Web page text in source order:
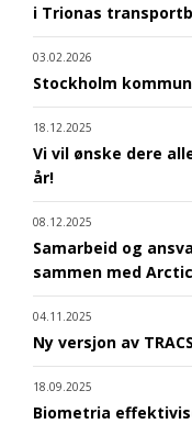
i Trionas
03.02.2026
Stockholm
18.12.2025
Vi vil ønske dere
år!
08.12.2025
Samarbeid og
sammen med
04.11.2025
Ny versjon av
18.09.2025
Biometria